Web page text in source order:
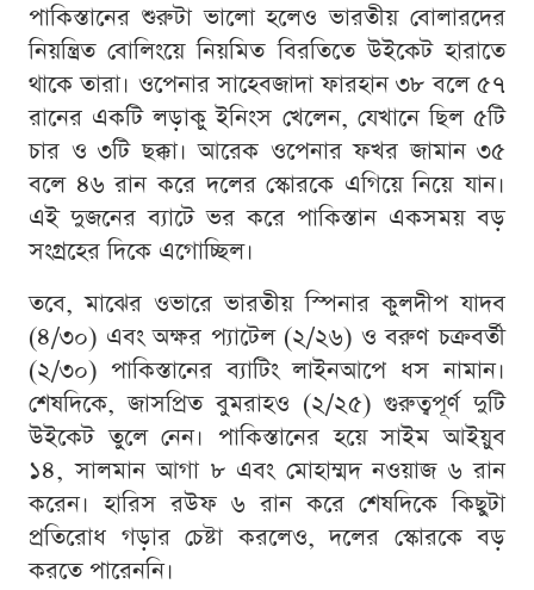
পাকিস্তানের শুরুটা ভালো হলেও ভারতীয় বোলারদের
নিয়ন্ত্রিত বোলিংয়ে নিয়মিত বিরতিতে উইকেট হারাতে
থাকে তারা। ওপেনার সাহেবজাদা ফারহান ৩৮ বলে ৫৭
রানের একটি লড়াকু ইনিংস খেলেন, যেখানে ছিল ৫টি
চার ও ৩টি ছক্কা। আরেক ওপেনার ফখর জামান ৩৫
বলে ৪৬ রান করে দলের স্কোরকে এগিয়ে নিয়ে যান।
এই দুজনের ব্যাটে ভর করে পাকিস্তান একসময় বড়
সংগ্রহের দিকে এগোচ্ছিল।
তবে, মাঝের ওভারে ভারতীয় স্পিনার কুলদীপ যাদব
(৪/৩০) এবং অক্ষর প্যাটেল (২/২৬) ও বরুণ চক্রবর্তী
(২/৩০) পাকিস্তানের ব্যাটিং লাইনআপে ধস নামান।
শেষদিকে, জাসপ্রিত বুমরাহও (২/২৫) গুরুত্বপূর্ণ দুটি
উইকেট তুলে নেন। পাকিস্তানের হয়ে সাইম আইয়ুব
১৪, সালমান আগা ৮ এবং মোহাম্মদ নওয়াজ ৬ রান
করেন। হারিস রউফ ৬ রান করে শেষদিকে কিছুটা
প্রতিরোধ গড়ার চেষ্টা করলেও, দলের স্কোরকে বড়
করতে পারেননি।